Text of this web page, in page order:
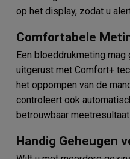
op het display, zodat u
Comfortabele
Een bloeddrukmeting
uitgerust met Comfort+
het oppompen van de
controleert ook
betrouwbaar meetresultaat.
Handig Geheugen